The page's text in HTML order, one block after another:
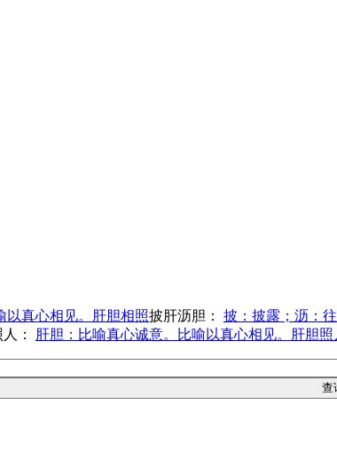
以真心相见。肝胆相照披肝沥胆： 披：披露；沥：
： 肝胆：比喻真心诚意。比喻以真心相见。肝胆照